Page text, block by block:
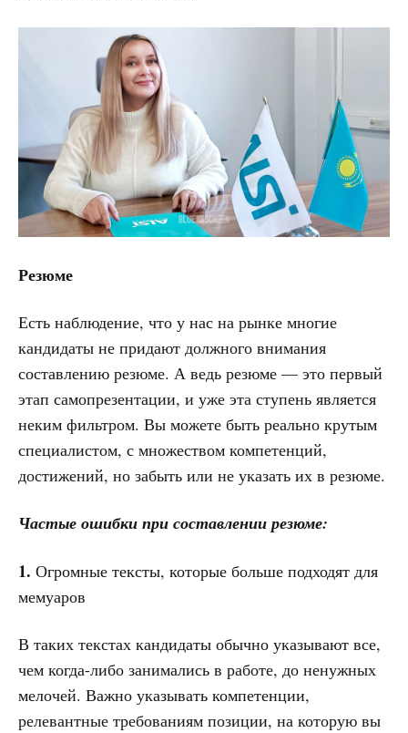
Резюме
Есть наблюдение, что у нас на рынке многие
кандидаты не придают должного внимания
составлению резюме. А ведь резюме — это первый
этап самопрезентации, и уже эта ступень является
неким фильтром. Вы можете быть реально крутым
специалистом, с множеством компетенций,
достижений, но забыть или не указать их в резюме.
Частые ошибки при составлении резюме:
1. Огромные тексты, которые больше подходят для
мемуаров
В таких текстах кандидаты обычно указывают все,
чем когда-либо занимались в работе, до ненужных
мелочей. Важно указывать компетенции,
релевантные требованиям позиции, на которую вы